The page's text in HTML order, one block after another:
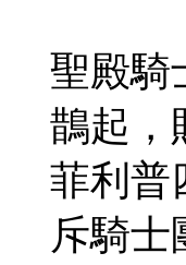
聖殿騎
鵲起，
菲利普
斥騎